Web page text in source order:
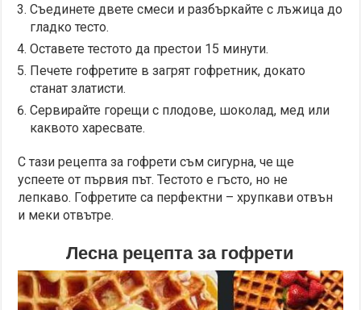
Съединете двете смеси и разбъркайте с лъжица до
гладко тесто.
Оставете тестото да престои 15 минути.
Печете гофретите в загрят гофретник, докато
станат златисти.
Сервирайте горещи с плодове, шоколад, мед или
каквото харесвате.
С тази рецепта за гофрети съм сигурна, че ще
успеете от първия път. Тестото е гъсто, но не
лепкаво. Гофретите са перфектни – хрупкави отвън
и меки отвътре.
Лесна рецепта за гофрети